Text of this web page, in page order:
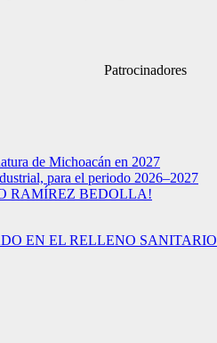
Patrocinadores
de Michoacán en 2027
para el periodo 2026–2027
RAMÍREZ BEDOLLA!
EN EL RELLENO SANITARIO